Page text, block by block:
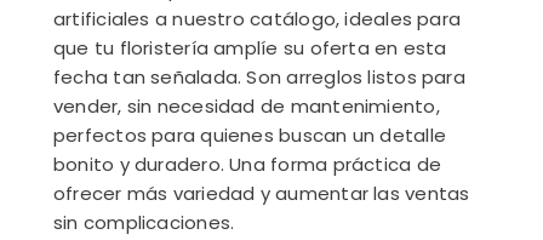
artificiales a nuestro catálogo, ideales para
que tu floristería amplíe su oferta en esta
fecha tan señalada. Son arreglos listos para
vender, sin necesidad de mantenimiento,
perfectos para quienes buscan un detalle
bonito y duradero. Una forma práctica de
ofrecer más variedad y aumentar las ventas
sin complicaciones.